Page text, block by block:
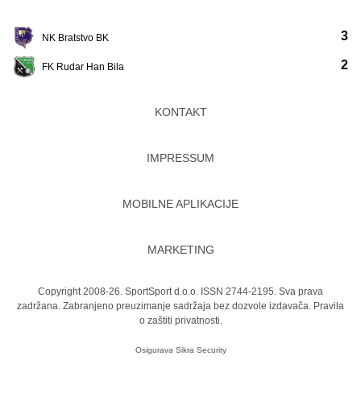
NK Bratstvo BK
FK Rudar Han Bila
3
2
KONTAKT
IMPRESSUM
MOBILNE APLIKACIJE
MARKETING
Copyright 2008-26. SportSport d.o.o. ISSN 2744-2195. Sva prava
zadržana. Zabranjeno preuzimanje sadržaja bez dozvole izdavača. Pravila
o zaštiti privatnosti.
Osigurava Sikra Security